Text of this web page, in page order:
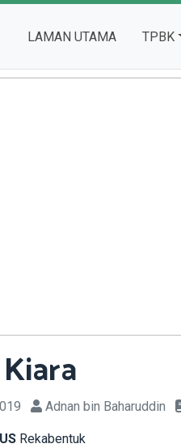
LAMAN UTAMA (CURRENT)
TPBK
Adnan bin Baharuddin
Rekabentuk